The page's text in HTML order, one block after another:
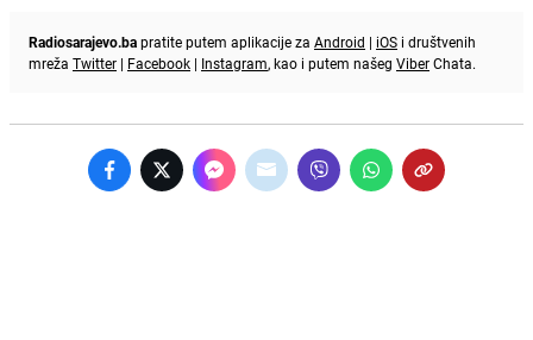
Radiosarajevo.bapratite putem aplikacije za Android | iOS i društvenih
mreža Twitter | Facebook | Instagram, kao i putem našeg ViberChata.